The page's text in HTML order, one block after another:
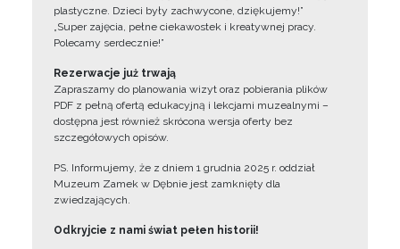
plastyczne. Dzieci były zachwycone, dziękujemy!”
„Super zajęcia, pełne ciekawostek i kreatywnej pracy.
Polecamy serdecznie!”
Rezerwacje już trwają
Zapraszamy do planowania wizyt oraz pobierania plików
PDF z pełną ofertą edukacyjną i lekcjami muzealnymi –
dostępna jest również skrócona wersja oferty bez
szczegółowych opisów.
PS. Informujemy, że z dniem 1 grudnia 2025 r. oddział
Muzeum Zamek w Dębnie jest zamknięty dla
zwiedzających.
Odkryjcie z nami świat pełen historii!